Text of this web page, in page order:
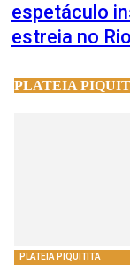
espetáculo
estreia no
PLATEIA
PLATEIA PIQUITITA